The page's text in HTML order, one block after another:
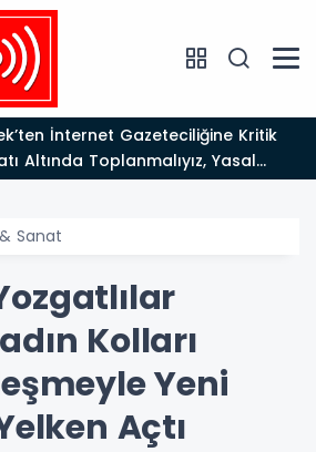
Altında Toplanmalıyız, Yasal
Hazırız"
Sanat
Kolları
Yeni
Açtı